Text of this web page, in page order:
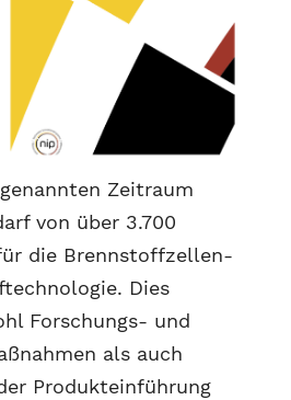
Zeitraum
von über 3.700
die Brennstoffzellen-
Dies
Forschungs- und
als auch
Produkteinführung